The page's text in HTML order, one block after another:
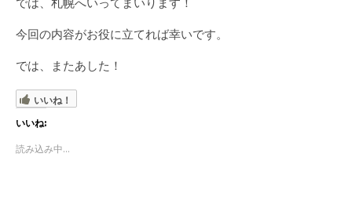
今回の内容がお役に立てれば幸いです。
では、またあした！
いいね！
いいね:
読み込み中...